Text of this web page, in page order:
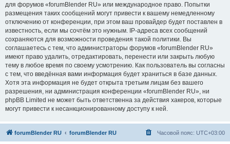
для форумов «forumBlender RU» или международное право. Попытки
размещения таких сообщений могут привести к вашему немедленному
отключению от конференции, при этом ваш провайдер будет поставлен в
известность, если мы сочтём это нужным. IP-адреса всех сообщений
сохраняются для возможности проведения такой политики. Вы
соглашаетесь с тем, что администраторы форумов «forumBlender RU»
имеют право удалить, отредактировать, перенести или закрыть любую
тему в любое время по своему усмотрению. Как пользователь вы согласны
с тем, что введённая вами информация будет храниться в базе данных.
Хотя эта информация не будет открыта третьим лицам без вашего
разрешения, ни администрация конференции «forumBlender RU», ни
phpBB Limited не может быть ответственна за действия хакеров, которые
могут привести к несанкционированному доступу к ней.
forumBlender RU forumBlender RU Часовой пояс: UTC+03:00